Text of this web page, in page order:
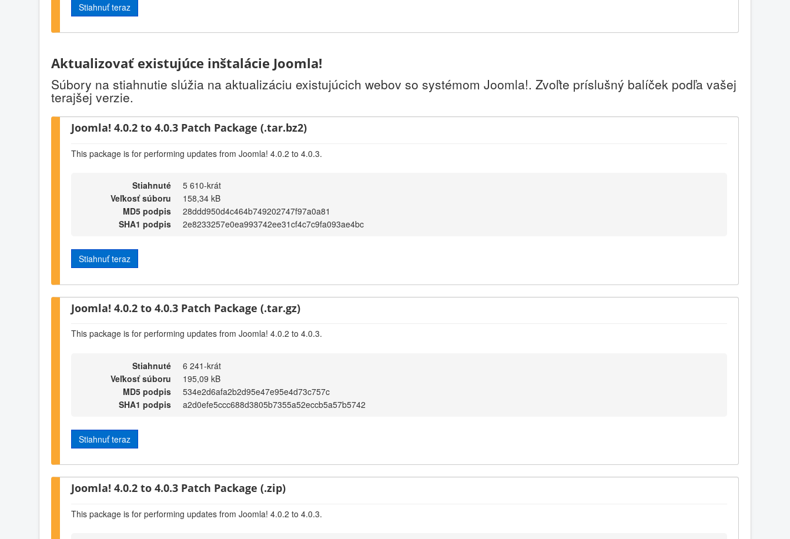
Stiahnuť teraz
Aktualizovať existujúce inštalácie Joomla!
Súbory na stiahnutie slúžia na aktualizáciu existujúcich webov so systémom Joomla!. Zvoľte príslušný balíček podľa vašej
terajšej verzie.
Joomla! 4.0.2 to 4.0.3 Patch Package (.tar.bz2)
This package is for performing updates from Joomla! 4.0.2 to 4.0.3.
Stiahnuté
5 610-krát
Veľkosť súboru
158,34 kB
MD5 podpis
28ddd950d4c464b749202747f97a0a81
SHA1 podpis
2e8233257e0ea993742ee31cf4c7c9fa093ae4bc
Stiahnuť teraz
Joomla! 4.0.2 to 4.0.3 Patch Package (.tar.gz)
This package is for performing updates from Joomla! 4.0.2 to 4.0.3.
Stiahnuté
6 241-krát
Veľkosť súboru
195,09 kB
MD5 podpis
534e2d6afa2b2d95e47e95e4d73c757c
SHA1 podpis
a2d0efe5ccc688d3805b7355a52eccb5a57b5742
Stiahnuť teraz
Joomla! 4.0.2 to 4.0.3 Patch Package (.zip)
This package is for performing updates from Joomla! 4.0.2 to 4.0.3.